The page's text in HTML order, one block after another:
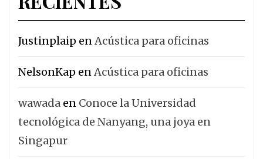
Justinplaip enAcústica para oficinas
NelsonKap enAcústica para oficinas
wawada en Conoce la Universidad
tecnológica de Nanyang, una joya en
Singapur